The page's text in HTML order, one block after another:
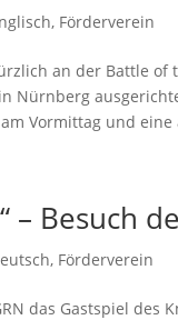
, Förderverein
an der Battle
Nürnberg
Vormittag und
– Besuch
, Förderverein
das Gastspiel des